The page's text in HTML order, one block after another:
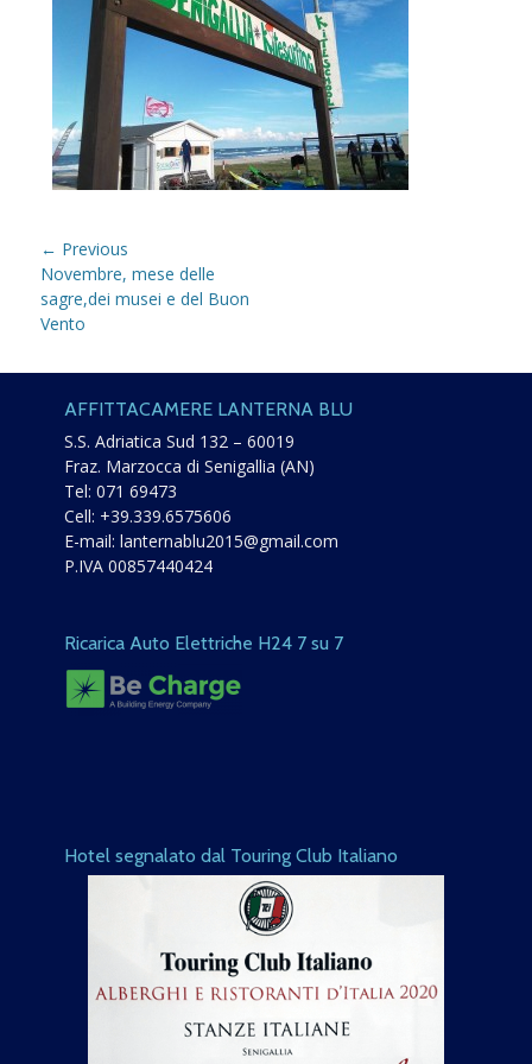
Navigazione
articoli
← Previous
Previous
post:
Novembre, mese delle
sagre,dei musei e del Buon
Vento
AFFITTACAMERE LANTERNA BLU
S.S. Adriatica Sud 132 – 60019
Fraz. Marzocca di Senigallia (AN)
Tel: 071 69473
Cell: +39.339.6575606
E-mail: lanternablu2015@gmail.com
P.IVA 00857440424
Ricarica Auto Elettriche H24 7 su 7
Hotel segnalato dal Touring Club Italiano